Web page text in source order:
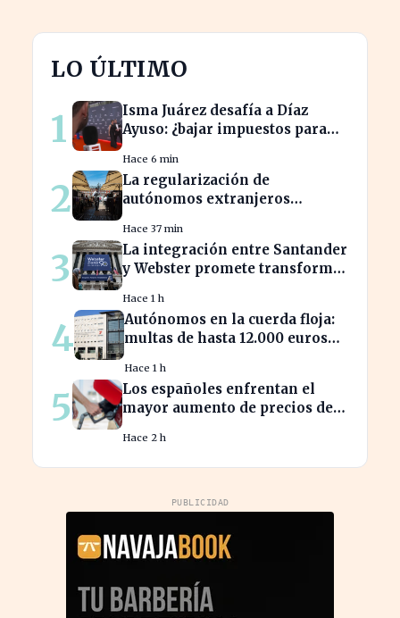
LO ÚLTIMO
1
Isma Juárez desafía a Díaz
Ayuso: ¿bajar impuestos para
Hace 6 min
2
La regularización de
autónomos extranjeros
empleo turístico
Hace 37 min
3
La integración entre Santander
y Webster promete transformar
Hace 1 h
4
Autónomos en la cuerda floja:
multas de hasta 12.000 euros
Hace 1 h
5
Los españoles enfrentan el
mayor aumento de precios de
durante el verano
Hace 2 h
PUBLICIDAD